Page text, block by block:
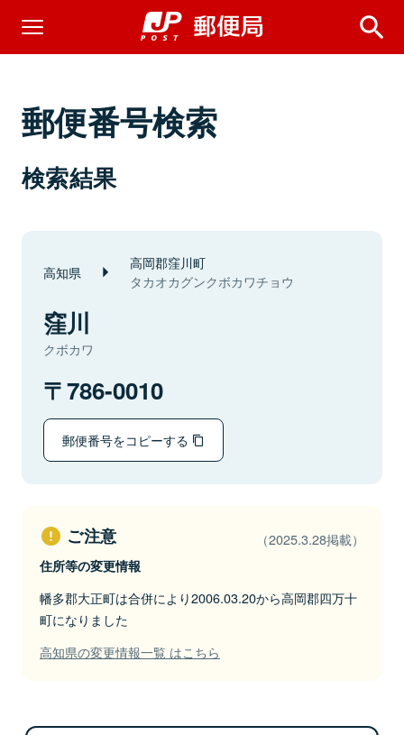
郵便番号検索
検索結果
高知県 高岡郡窪川町
タカオカグンクボカワチョウ
窪川
クボカワ
786-0010
郵便番号をコピーする
ご注意 （2025.3.28掲載）
住所等の変更情報
幡多郡大正町は合併により2006.03.20から高岡郡四万十
町になりました
高知県の変更情報一覧 はこちら